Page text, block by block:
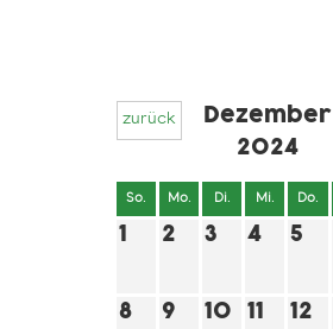
zurück
Dezember
2024
So. Mo. Di. Mi. Do.
1 2 3 4 5
8 9 10 11 12